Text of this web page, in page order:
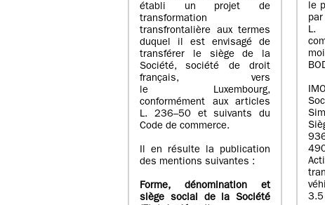
établi un projet de
transformation
transfrontalière aux termes
duquel il est envisagé de
transférer le siège de la
Société, société de droit
français, vers
le Luxembourg,
conformément aux articles
L. 236–50 et suivants du
Code de commerce.
Il en résulte la publication
des mentions suivantes :
Forme, dénomination et
siège social de la Société
le
L.
3.5